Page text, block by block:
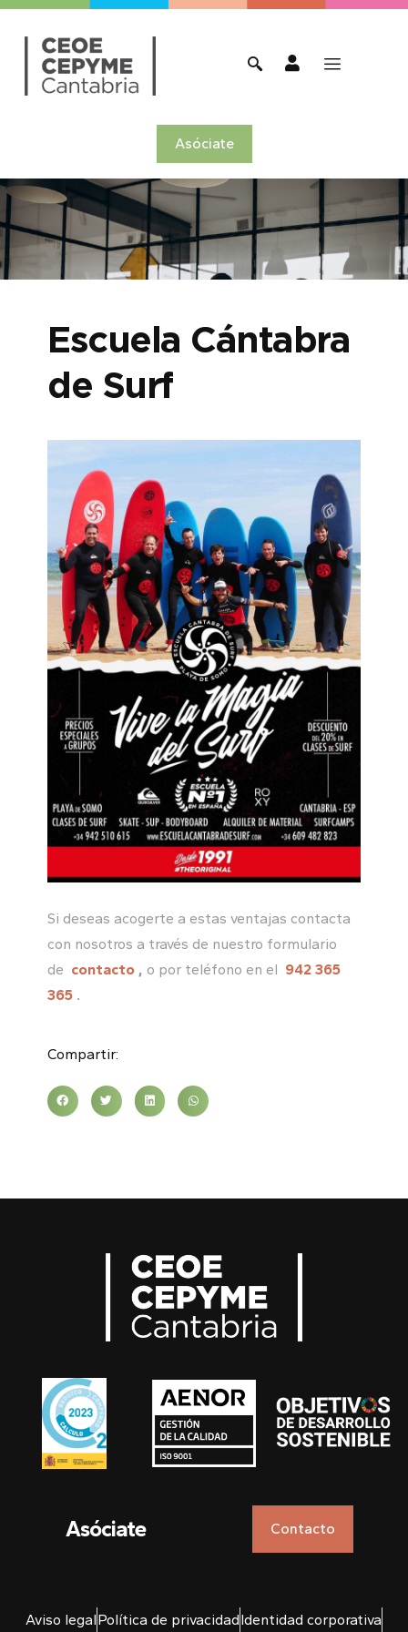
Asóciate
Escuela Cántabra
de Surf
Si deseas acogerte a estas ventajas contacta
con nosotros a través de nuestro formulario
de contacto , o por teléfono en el 942 365
365 .
Compartir:
Asóciate Contacto
Aviso legalPolítica de privacidadIdentidad corporativa